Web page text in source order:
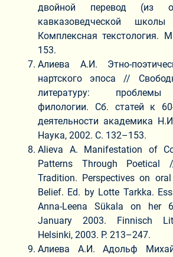
двойной перевод (из
кавказоведческой
Комплексная текстология.
153.
Алиева А.И. Этно-
нартского эпоса //
литературу: проблемы
филологии. Сб. статей к
деятельности академика
Наука, 2002. С. 132–153.
Alieva A. Manifestation of
Patterns Through
Tradition. Perspectives on
Belief. Ed. by Lotte Tarkka.
Anna-Leena Sükala on her
January 2003. Finnisch
Helsinki, 2003. P. 213–247.
Алиева А.И. Адольф